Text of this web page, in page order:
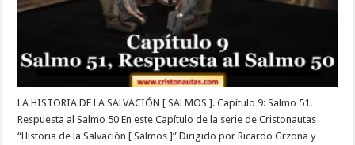
LA HISTORIA DE LA SALVACIÓN [ SALMOS ]. Capítulo 9: Salmo 51.
Respuesta al Salmo 50 En este Capítulo de la serie de Cristonautas
“Historia de la Salvación [ Salmos ]” Dirigido por Ricardo Grzona y